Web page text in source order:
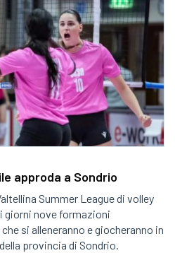
approda a Sondrio
Summer League di volley
giorni nove formazioni
si alleneranno e giocheranno in
provincia di Sondrio.